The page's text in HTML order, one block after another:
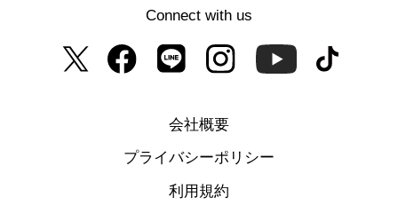
Connect with us
会社概要
プライバシーポリシー
利用規約